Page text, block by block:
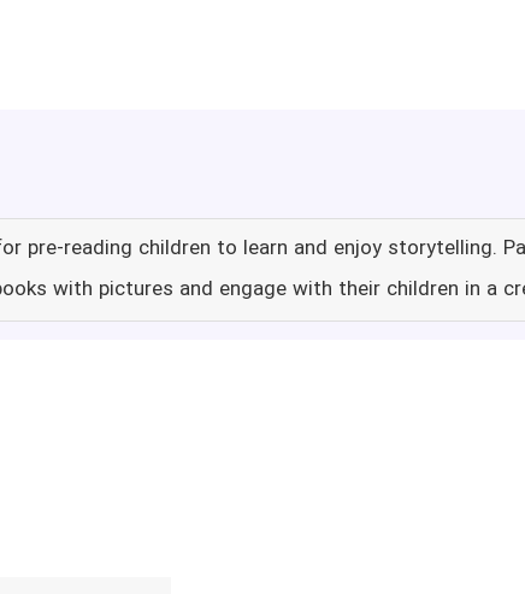
pre-reading children to learn and enjoy storytelling.
with pictures and engage with their children in a